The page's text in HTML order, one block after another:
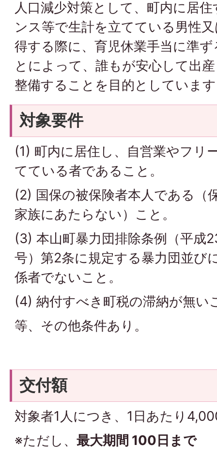
人口減少対策として、町内に居
ンス等で生計を立てている男性
得する際に、育児休業手当に準
とによって、誰もが安心して出
整備することを目的としていま
対象要件
(1) 町内に居住し、自営業やフリ
てている者であること。
(2) 国保の被保険者本人である（
家族にあたらない）こと。
(3) 本山町暴力団排除条例（平成
号）第2条に規定する暴力団並び
係者でないこと。
(4) 納付すべき町税の滞納が無い
等、その他条件あり。
交付額
対象者1人につき、1日あたり
※ただし、 最大期間 100日まで